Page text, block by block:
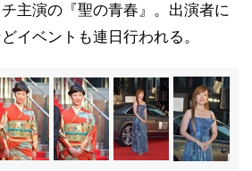
主演の『聖の青春』。出演者に
イベントも連日行われる。